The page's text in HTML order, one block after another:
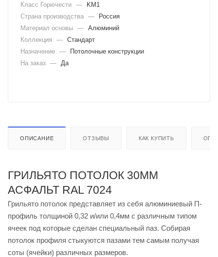
Класс Горючести —
KM1
Страна производства —
Россия
Материал основы — Алюминий
Коллекция
— Стандарт
Назначение —
Потолочные конструкции
На заказ — Да
ОПИСАНИЕ ОТЗЫВЫ КАК КУПИТЬ
ГРИЛЬЯТО ПОТОЛОК 30ММ
АСФАЛЬТ RAL 7024
Грильято потолок представляет из себя алюминиевый П-
профиль толщиной 0,32 и/или 0,4мм с различным типом
ячеек под которые сделан специальный паз. Собирая
потолок профиля стыкуются пазами тем самым получая
соты (ячейки) различных размеров.